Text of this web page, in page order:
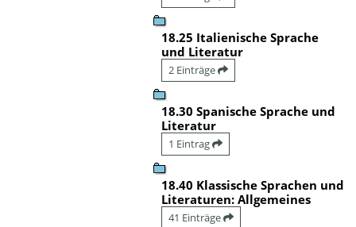
18.25 Italienische Sprache
und Literatur
2 Einträge
18.30 Spanische Sprache und
Literatur
1 Eintrag
18.40 Klassische Sprachen und
Literaturen: Allgemeines
41 Einträge